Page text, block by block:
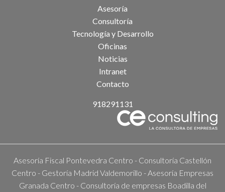
Asesoría
Consultoría
Tecnología y Desarrollo
Oficinas
Noticias
Intranet
Contacto
918291131
Asesoría Fiscal Pontevedra Centro - Consultoría Castellón
Centro - Gestoría Madrid Valdemorillo - Asesoría Empresas
Granada Centro - Consultoría de empresas Boadilla del